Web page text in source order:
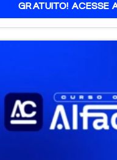
GRATUITO! ACESSE